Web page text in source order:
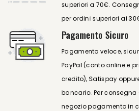
superiori a 70€.
per ordini superiori ai
Pagamento Sicuro
Pagamento veloce,
PayPal (conto online e
credito), Satispay
bancario. Per consegna
negozio pagamento in